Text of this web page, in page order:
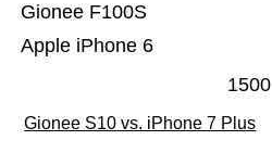
Apple iPhone 6
Gionee F100S
1500
Gionee S10 vs. iPhone 7 Plus